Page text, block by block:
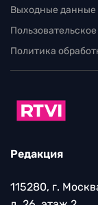
Выходные данные
Политика
Редакция
115280, г.